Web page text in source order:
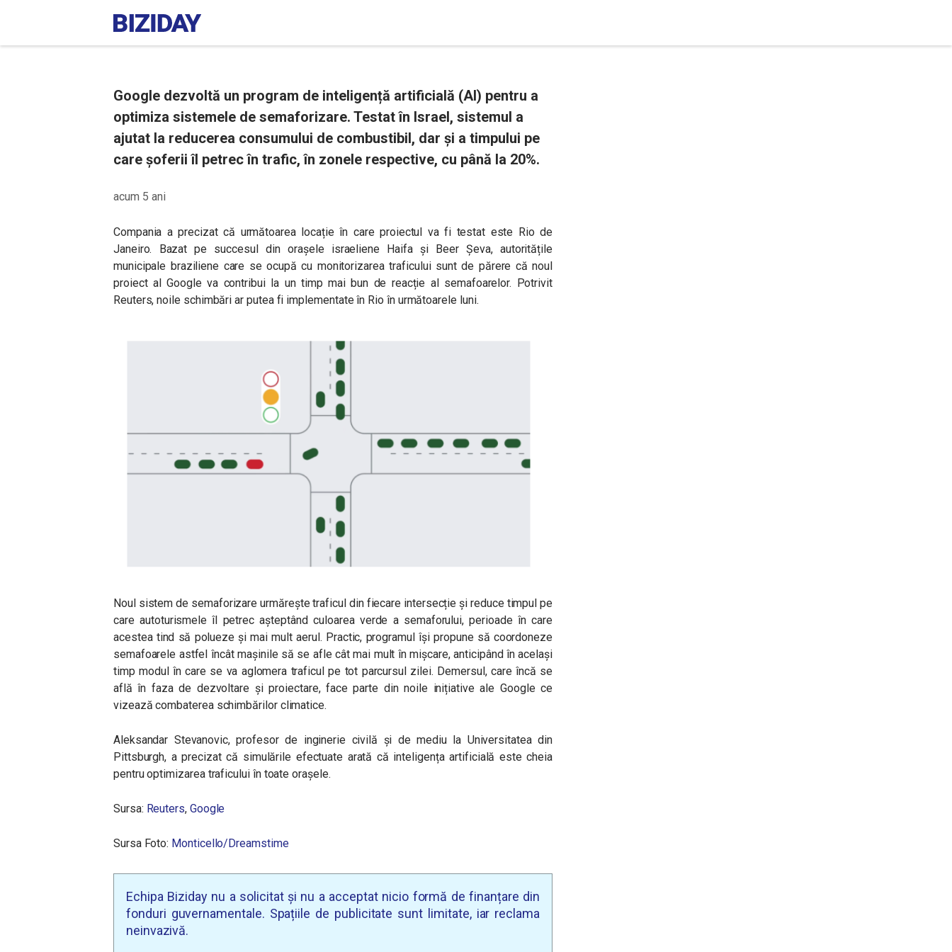
Google dezvoltă un program de inteligență artificială (AI) pentru a
optimiza sistemele de semaforizare. Testat în Israel, sistemul a
ajutat la reducerea consumului de combustibil, dar și a timpului pe
care șoferii îl petrec în trafic, în zonele respective, cu până la 20%.
acum 5 ani
Compania a precizat că următoarea locație în care proiectul va fi testat este Rio de
Janeiro. Bazat pe succesul din orașele israeliene Haifa și Beer Șeva, autoritățile
municipale braziliene care se ocupă cu monitorizarea traficului sunt de părere că noul
proiect al Google va contribui la un timp mai bun de reacție al semafoarelor. Potrivit
Reuters, noile schimbări ar putea fi implementate în Rio în următoarele luni.
Noul sistem de semaforizare urmărește traficul din fiecare intersecție și reduce timpul pe
care autoturismele îl petrec așteptând culoarea verde a semaforului, perioade în care
acestea tind să polueze și mai mult aerul. Practic, programul își propune să coordoneze
semafoarele astfel încât mașinile să se afle cât mai mult în mișcare, anticipând în același
timp modul în care se va aglomera traficul pe tot parcursul zilei. Demersul, care încă se
află în faza de dezvoltare și proiectare, face parte din noile inițiative ale Google ce
vizează combaterea schimbărilor climatice.
Aleksandar Stevanovic, profesor de inginerie civilă și de mediu la Universitatea din
Pittsburgh, a precizat că simulările efectuate arată că inteligența artificială este cheia
pentru optimizarea traficului în toate orașele.
Sursa: Reuters, Google
Sursa Foto: Monticello/Dreamstime
Echipa Biziday nu a solicitat și nu a acceptat nicio formă de finanțare din
fonduri guvernamentale. Spațiile de publicitate sunt limitate, iar reclama
neinvazivă.